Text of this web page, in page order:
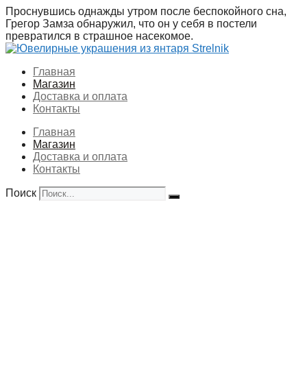
Перейти
к
содержимому
Проснувшись однажды утром после беспокойного сна,
Грегор Замза обнаружил, что он у себя в постели
превратился в страшное насекомое.
Главная
Магазин
Доставка и оплата
Контакты
Главная
Магазин
Доставка и оплата
Контакты
Поиск